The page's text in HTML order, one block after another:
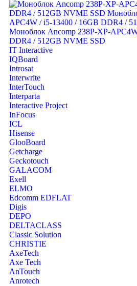
IT Interactive
IQBoard
Introsat
Interwrite
InterTouch
Interparta
Interactive Project
InFocus
ICL
Hisense
GlooBoard
Getcharge
Geckotouch
GALACOM
Exell
ELMO
Edcomm EDFLAT
Digis
DEPO
DELTACLASS
Classic Solution
CHRISTIE
AxeTech
Axe Tech
AnTouch
Anrotech